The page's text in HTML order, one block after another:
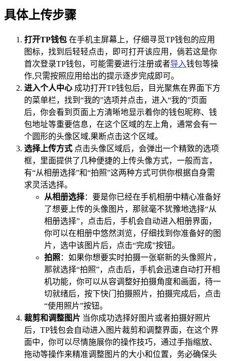
具体上传步骤
打开TP钱包 在手机主屏幕上，仔细寻觅TP钱包的应用
图标，找到后轻轻点击，即可打开该应用，倘若这是你
首次登录TP钱包，可能需要进行注册或者导入钱包等操
作,只需按照应用给出的提示逐步完成即可。
进入个人中心 成功打开TP钱包后，目光聚焦在界面下方
的菜单栏，找到“我的”选项并点击，进入“我的”页面
后，你会看到页面上方清晰地显示着你的钱包昵称、钱
包地址等重要信息，在这个区域的左上角，通常会有一
个圆形的头像区域,果断点击这个区域。
选择上传方式 点击头像区域后，会弹出一个精致的选项
框，里面提供了几种便捷的上传头像方式，一般而言，
有“从相册选择”和“拍照”这两种方式可供你根据自身需
求灵活选择。
从相册选择：要是你已经在手机相册中精心准备好
了想要上传的头像图片，那就毫不犹豫地选择“从
相册选择”，点击后，手机会自动进入相册界面，
你可以在相册中悠然浏览，仔细找到你准备好的图
片，选中该图片后，点击“完成”按钮。
拍照：如果你想要实时拍摄一张崭新的头像照片，
那就选择“拍照”，点击后，手机会迅速自动打开相
机功能，你可以从容调整好拍摄角度和画面，待一
切就绪后，按下快门拍摄照片，拍摄完成后，点击
“使用照片”按钮。
裁剪和调整图片 当你成功选择好图片或者拍摄好照片
后，TP钱包会自动进入图片裁剪和调整界面，在这个界
面中，你可以尽情施展你的操作技巧，通过手指缩放、
拖动等操作来精准调整图片的大小和位置，务必确保头